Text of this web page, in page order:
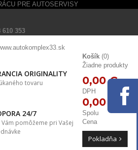
610 353
ORIGINALITY
tovaru
24/7
Vám pomôžeme pri Vašej
Košík (0)
Žiadne produkty
0,00 €
DPH
0,00 €
Spolu
Cena
Pokladňa